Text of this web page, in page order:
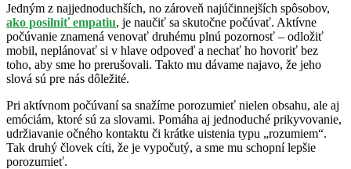
Jedným z najjednoduchších, no zároveň najúčinnejších spôsobov,
ako posilniť empatiu, je naučiť sa skutočne počúvať. Aktívne
počúvanie znamená venovať druhému plnú pozornosť – odložiť
mobil, neplánovať si v hlave odpoveď a nechať ho hovoriť bez
toho, aby sme ho prerušovali. Takto mu dávame najavo, že jeho
slová sú pre nás dôležité.
Pri aktívnom počúvaní sa snažíme porozumieť nielen obsahu, ale aj
emóciám, ktoré sú za slovami. Pomáha aj jednoduché prikyvovanie,
udržiavanie očného kontaktu či krátke uistenia typu „rozumiem“.
Tak druhý človek cíti, že je vypočutý, a sme mu schopní lepšie
porozumieť.